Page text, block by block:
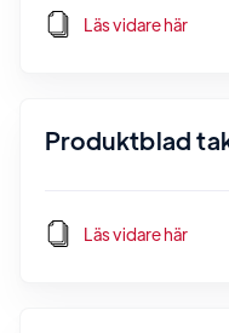
Läs vidare här
Produktblad
Läs vidare här